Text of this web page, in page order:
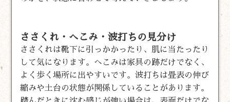
ささくれ・へこみ・波打ちの見分け
ささくれは靴下に引っかかったり、肌に当たったり
して気になります。へこみは家具の跡だけでなく、
よく歩く場所に出やすいです。波打ちは畳表の伸び
縮みや土台の状態が関係していることがあります。